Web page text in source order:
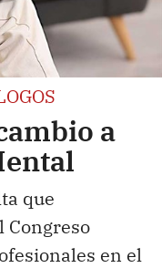
a
que
Congreso
en el